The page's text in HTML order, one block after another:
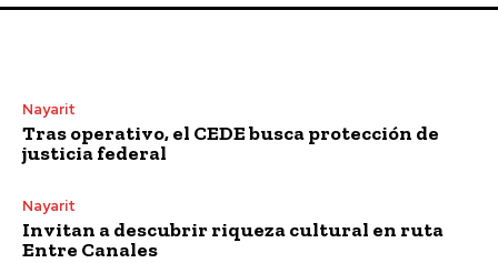
Nayarit
Tras operativo, el CEDE busca protección de
justicia federal
Nayarit
Invitan a descubrir riqueza cultural en ruta
Entre Canales